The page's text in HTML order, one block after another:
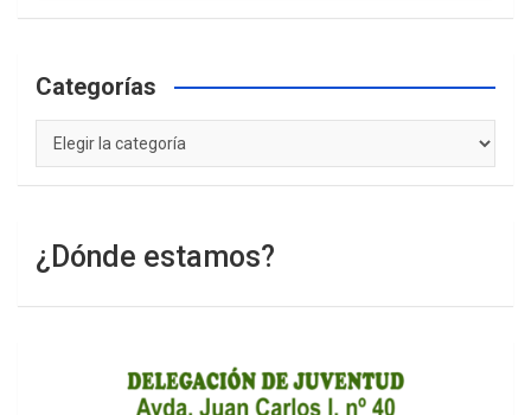
Categorías
Categorías
¿Dónde estamos?